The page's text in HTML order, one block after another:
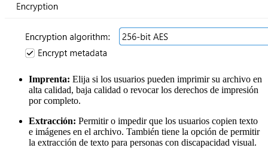
Imprenta: Elija si los usuarios pueden imprimir su archivo en
alta calidad, baja calidad o revocar los derechos de impresión
por completo.
Extracción: Permitir o impedir que los usuarios copien texto
e imágenes en el archivo. También tiene la opción de permitir
la extracción de texto para personas con discapacidad visual.